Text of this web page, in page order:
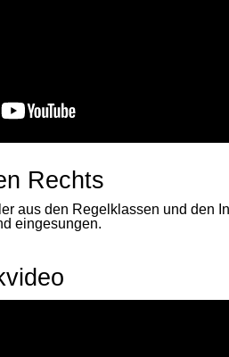
Rechts
aus den Regelklassen und den
eingesungen.